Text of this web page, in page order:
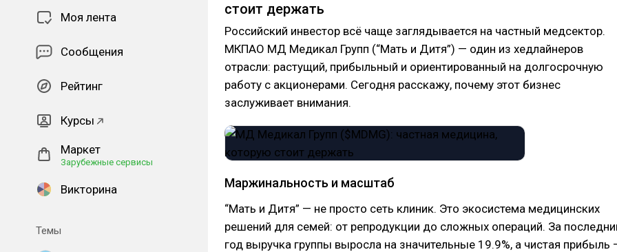
Моя лента
Сообщения
Рейтинг
Курсы
Маркет
Зарубежные сервисы
Викторина
Темы
стоит держать
Российский инвестор всё чаще заглядывается на частный медсектор.
МКПАО МД Медикал Групп (“Мать и Дитя”) — один из хедлайнеров
отрасли: растущий, прибыльный и ориентированный на долгосрочную
работу с акционерами. Сегодня расскажу, почему этот бизнес
заслуживает внимания.
Маржинальность и масштаб
“Мать и Дитя” — не просто сеть клиник. Это экосистема медицинских
решений для семей: от репродукции до сложных операций. За
год выручка группы выросла на значительные 19.9%, а чистая прибыль